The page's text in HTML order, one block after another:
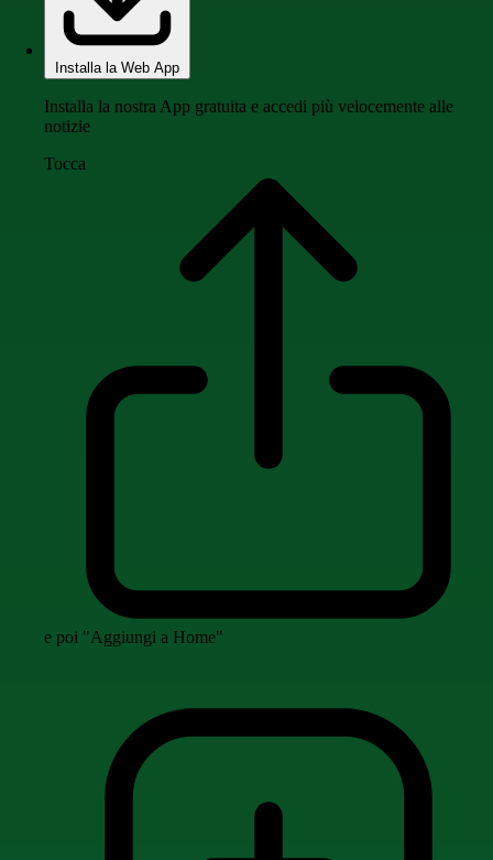
Installa la Web App
Installa la nostra App gratuita e accedi più velocemente alle
notizie
Tocca
e poi "Aggiungi a Home"